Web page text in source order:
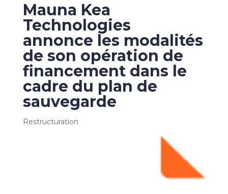
Mauna Kea
Technologies
annonce les modalités
de son opération de
financement dans le
cadre du plan de
sauvegarde
Restructuration